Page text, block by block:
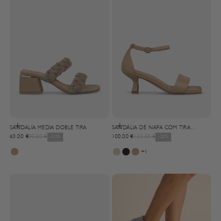
Selecionar opções
SANDALIA MEDIA DOBLE TIRA
Precio de oferta
63,00 €Precio normal
90,00 € -30%
Selecionar opções
SANDÁLIA DE NAPA COM TIRA
FRONTAL
Precio de oferta
100,00 €Precio normal
125,00 € -20%
+1